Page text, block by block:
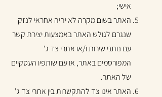
אישי;
האתר בשום מקרה לא יהיה אחראי לנזק
שנגרם לגולש האתר באמצעות יצירת קשר
עם נותני שירות ו/או אתרי צד ג'
המפורסמים באתר, או עם שותפיו העסקיים
של האתר.
האתר אינו צד להתקשרות בין אתרי צד ג'